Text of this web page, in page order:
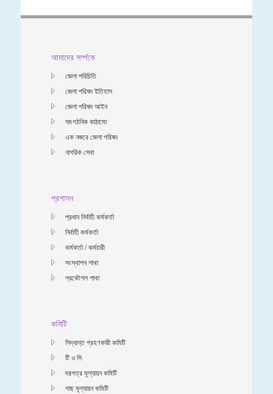
আমাদের সর্ম্পকে
জেলা পরিচিতি
জেলা পরিষদ ইতিহাস
জেলা পরিষদ আইন
সাংগঠনিক কাঠামো
এক নজরে জেলা পরিষদ
নাগরিক সেবা
প্রশাসন
প্রধান নির্বাহী কর্মকর্তা
নির্বাহী কর্মকর্তা
কর্মকর্তা / কর্মচারী
সংস্থাপন শাখা
প্রকৌশল শাখা
কমিটি
সিদ্ধান্ত গ্রহণকারী কমিটি
টি ও সি
দরপত্র মূল্যায়ন কমিটি
গাছ মূল্যায়ন কমিটি